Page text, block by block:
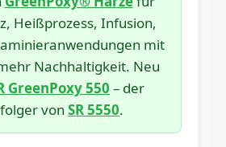
Heißprozess, Infusion,
mit
Nachhaltigkeit. Neu
GreenPoxy 550 – der
von SR 5550.